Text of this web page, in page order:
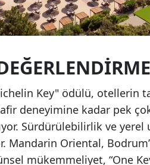
Key" ödülü, otellerin
deneyimine kadar pek
Sürdürülebilirlik ve
Mandarin Oriental,
mükemmeliyet, “One